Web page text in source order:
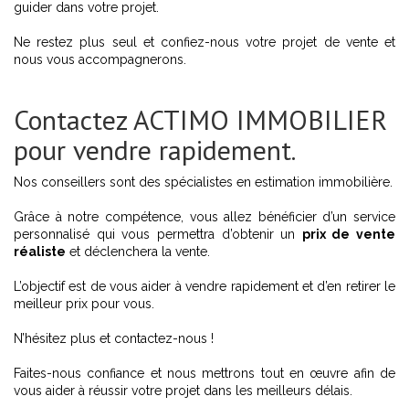
guider dans votre projet.
Ne restez plus seul et confiez-nous votre projet de vente et
nous vous accompagnerons.
Contactez ACTIMO IMMOBILIER
pour vendre rapidement.
Nos conseillers sont des spécialistes en estimation immobilière.
Grâce à notre compétence, vous allez bénéficier d’un service
personnalisé qui vous permettra d’obtenir un prix de vente
réaliste et déclenchera la vente.
L’objectif est de vous aider à vendre rapidement et d’en retirer le
meilleur prix pour vous.
N’hésitez plus et contactez-nous !
Faites-nous confiance et nous mettrons tout en œuvre afin de
vous aider à réussir votre projet dans les meilleurs délais.